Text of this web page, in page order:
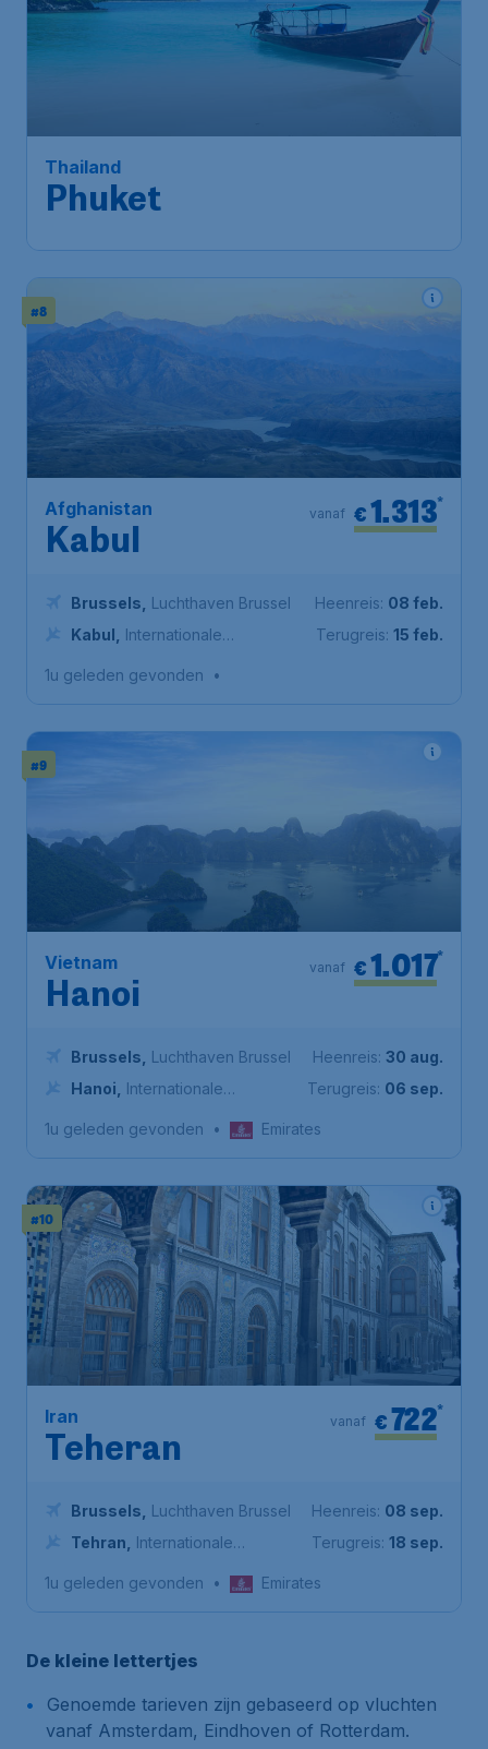
Thailand
Phuket
#8
Afghanistan
Kabul
€1.313*
vanaf
Brussels
Luchthaven Brussel
Kabul
Internationale
Heenreis: 08 feb.
Terugreis: 15 feb.
1u geleden gevonden •
#9
Vietnam
Hanoi
€1.017*
vanaf
Brussels
Luchthaven Brussel
Hanoi
Internationale
Heenreis: 30 aug.
Terugreis: 06 sep.
1u geleden gevonden • Emirates
#10
Iran
Teheran
€722*
vanaf
Brussels
Luchthaven Brussel
Tehran
Internationale
Heenreis: 08 sep.
Terugreis: 18 sep.
1u geleden gevonden • Emirates
De kleine lettertjes
Genoemde tarieven zijn gebaseerd op vluchten
vanaf Amsterdam, Eindhoven of Rotterdam.